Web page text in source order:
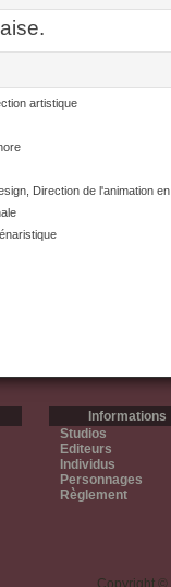
artistique
Direction de l'animation
Informations
Studios
Editeurs
Individus
Personnages
Règlement
Copyright ©